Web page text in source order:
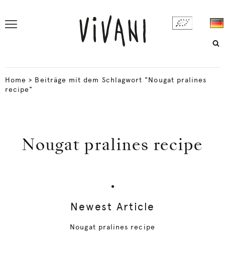
Home > Beiträge mit dem Schlagwort "Nougat pralines
recipe"
Nougat pralines recipe
Newest Article
Nougat pralines recipe